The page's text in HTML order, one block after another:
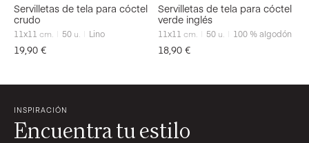
Servilletas de tela para cóctel
crudo
11x11 cm. 50 u. Lino
19,90 €
Servilletas de tela para cóctel
verde inglés
11x11 cm. 50 u. 100 % algodón
18,90 €
INSPIRACIÓN
Encuentra tu estilo